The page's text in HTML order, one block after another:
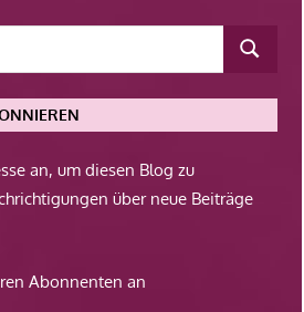
an, um diesen Blog zu
über neue Beiträge
Abonnenten an